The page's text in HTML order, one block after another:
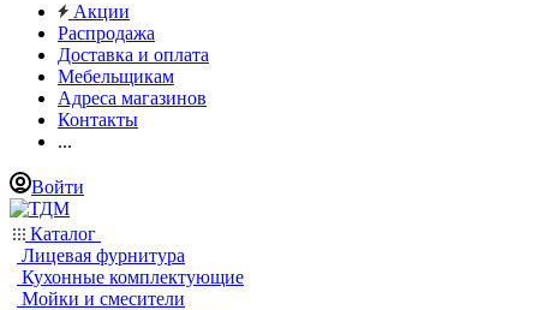
Акции
Распродажа
Доставка и оплата
Мебельщикам
Адреса магазинов
Контакты
...
Войти
Каталог
Лицевая фурнитура
Кухонные комплектующие
Мойки и смесители